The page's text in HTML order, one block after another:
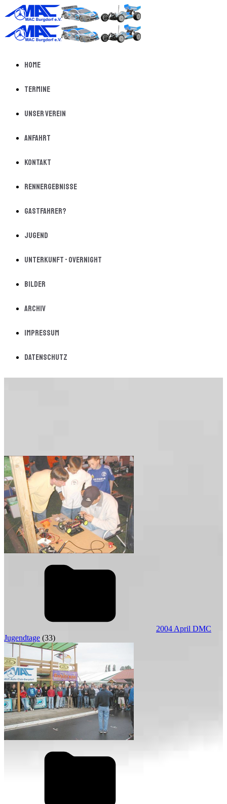
Home
Termine
Unser Verein
Anfahrt
Kontakt
Rennergebnisse
Gastfahrer?
Jugend
Unterkunft - Overnight
Bilder
Archiv
Impressum
Datenschutz
2004 April DMC
Jugendtage (33)